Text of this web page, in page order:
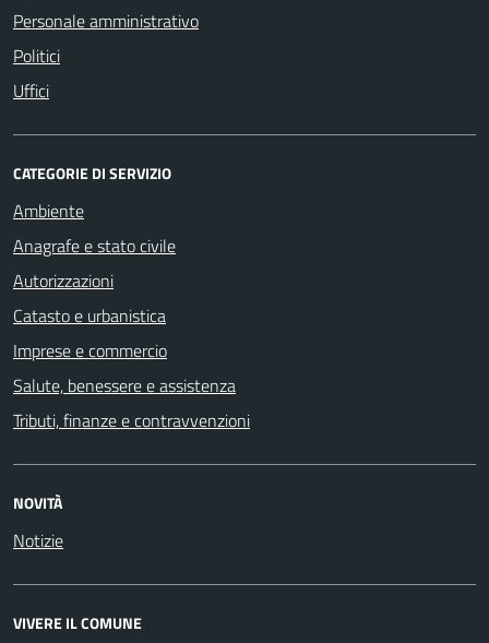
Personale amministrativo
Politici
Uffici
CATEGORIE DI SERVIZIO
Ambiente
Anagrafe e stato civile
Autorizzazioni
Catasto e urbanistica
Imprese e commercio
Salute, benessere e assistenza
Tributi, finanze e contravvenzioni
NOVITÀ
Notizie
VIVERE IL COMUNE